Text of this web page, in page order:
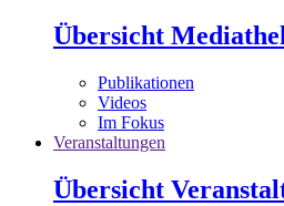
Übersicht
Publikationen
Videos
Im Fokus
Veranstaltungen
Übersicht